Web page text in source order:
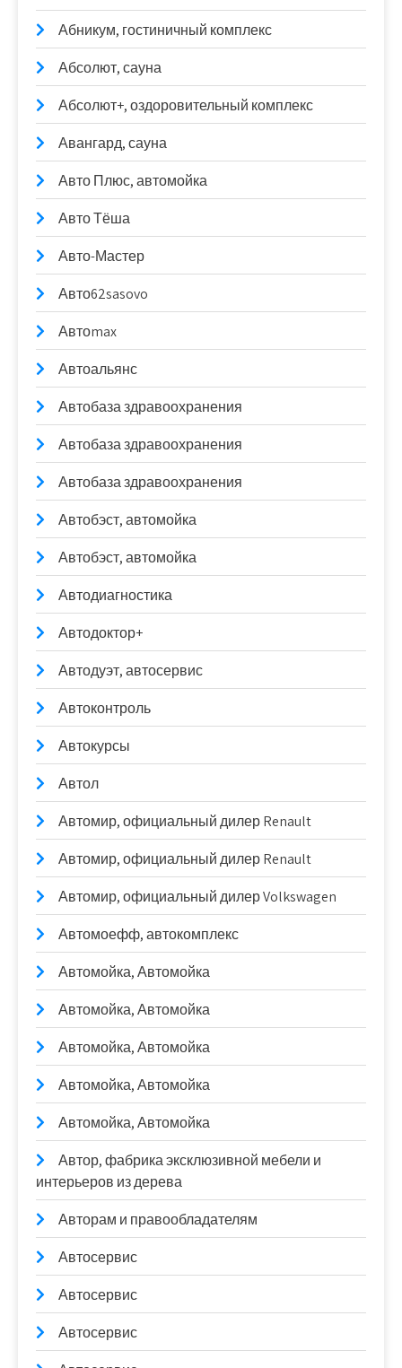
Абникум, гостиничный комплекс
Абсолют, сауна
Абсолют+, оздоровительный комплекс
Авангард, сауна
Авто Плюс, автомойка
Авто Тёша
Авто-Мастер
Авто62sasovo
Автоmax
Автоальянс
Автобаза здравоохранения
Автобаза здравоохранения
Автобаза здравоохранения
Автобэст, автомойка
Автобэст, автомойка
Автодиагностика
Автодоктор+
Автодуэт, автосервис
Автоконтроль
Автокурсы
Автол
Автомир, официальный дилер Renault
Автомир, официальный дилер Renault
Автомир, официальный дилер Volkswagen
Автомоефф, автокомплекс
Автомойка, Автомойка
Автомойка, Автомойка
Автомойка, Автомойка
Автомойка, Автомойка
Автомойка, Автомойка
Автор, фабрика эксклюзивной мебели и
интерьеров из дерева
Авторам и правообладателям
Автосервис
Автосервис
Автосервис